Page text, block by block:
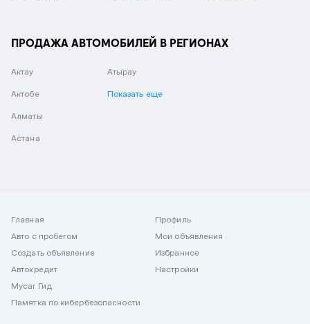
ПРОДАЖА АВТОМОБИЛЕЙ В РЕГИОНАХ
Актау
Актобе
Алматы
Астана
Атырау
Показать еще
Главная
Авто с пробегом
Создать объявление
Автокредит
Mycar Гид
Памятка по кибербезопасности
Профиль
Мои объявления
Избранное
Настройки